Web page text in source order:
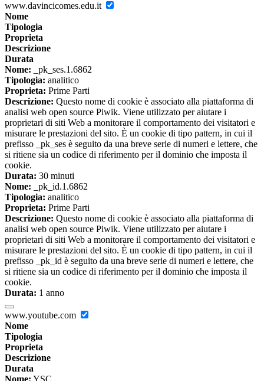
www.davincicomes.edu.it
Nome
Tipologia
Proprieta
Descrizione
Durata
Nome: _pk_ses.1.6862
Tipologia: analitico
Proprieta: Prime Parti
Descrizione: Questo nome di cookie è associato alla piattaforma di
analisi web open source Piwik. Viene utilizzato per aiutare i
proprietari di siti Web a monitorare il comportamento dei visitatori e
misurare le prestazioni del sito. È un cookie di tipo pattern, in cui il
prefisso _pk_ses è seguito da una breve serie di numeri e lettere, che
si ritiene sia un codice di riferimento per il dominio che imposta il
cookie.
Durata: 30 minuti
Nome: _pk_id.1.6862
Tipologia: analitico
Proprieta: Prime Parti
Descrizione: Questo nome di cookie è associato alla piattaforma di
analisi web open source Piwik. Viene utilizzato per aiutare i
proprietari di siti Web a monitorare il comportamento dei visitatori e
misurare le prestazioni del sito. È un cookie di tipo pattern, in cui il
prefisso _pk_id è seguito da una breve serie di numeri e lettere, che
si ritiene sia un codice di riferimento per il dominio che imposta il
cookie.
Durata: 1 anno
www.youtube.com
Nome
Tipologia
Proprieta
Descrizione
Durata
Nome: YSC